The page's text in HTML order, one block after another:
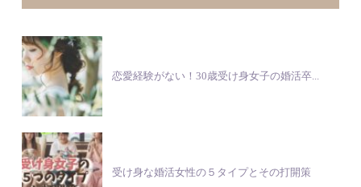
恋愛経験がない！30歳受け身女子の婚活卒...
受け身な婚活女性の５タイプとその打開策